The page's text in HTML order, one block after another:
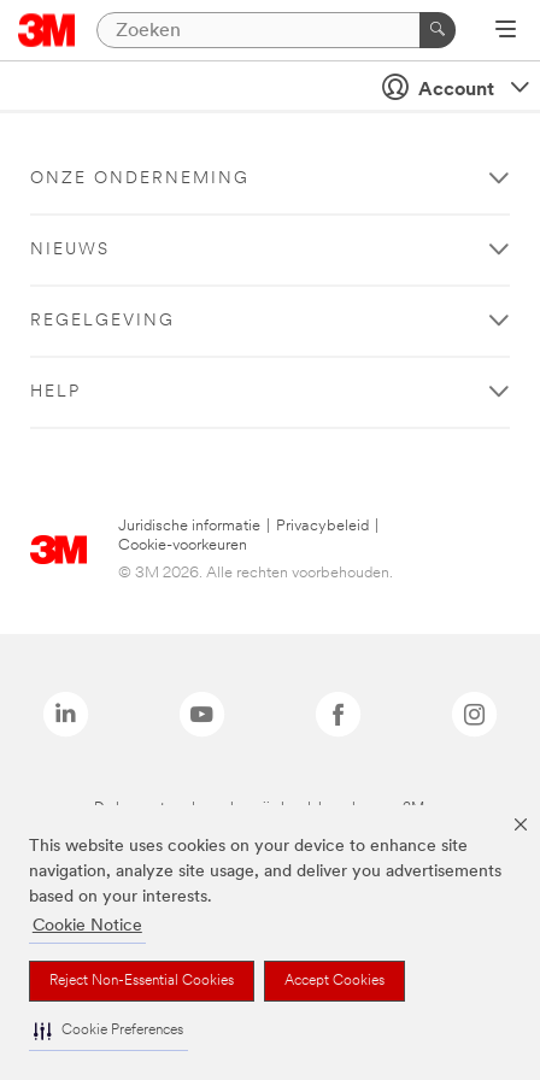
This website uses cookies on your device to enhance site
navigation, analyze site usage, and deliver you advertisements
based on your interests.
Cookie Notice
Reject Non-Essential Cookies Accept Cookies
Cookie Preferences
Account
ONZE ONDERNEMING
NIEUWS
REGELGEVING
HELP
Juridische informatie Privacybeleid
Cookie-voorkeuren
© 3M 2026. Alle rechten voorbehouden.
De bovenstaande merken zijn handelsmerken van 3M.we